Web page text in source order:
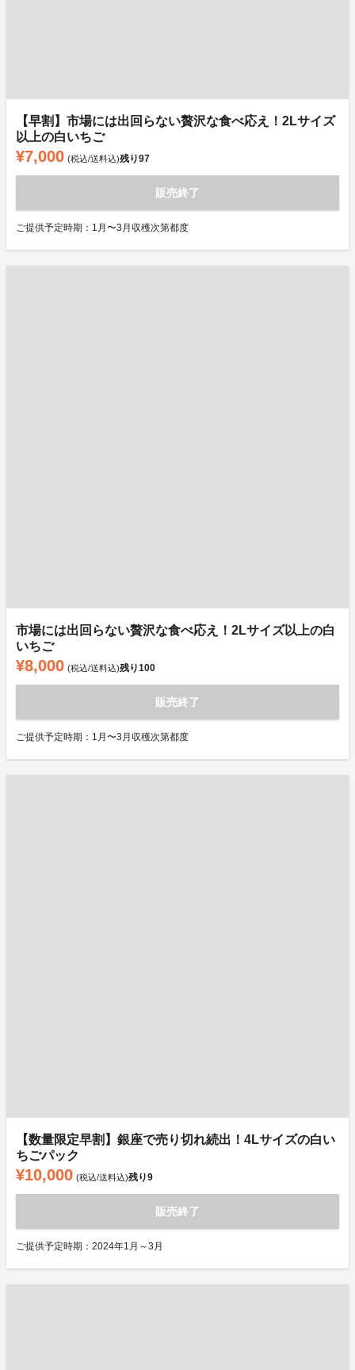
【早割】市場には出回らない贅沢な食べ応え！2Lサイズ
以上の白いちご
¥7,000 (税込/送料込)残り97
販売終了
ご提供予定時期：1月〜3月収穫次第都度
市場には出回らない贅沢な食べ応え！2Lサイズ以上の白
いちご
¥8,000 (税込/送料込)残り100
販売終了
ご提供予定時期：1月〜3月収穫次第都度
【数量限定早割】銀座で売り切れ続出！4Lサイズの白い
ちごパック
¥10,000 (税込/送料込)残り9
販売終了
ご提供予定時期：2024年1月～3月